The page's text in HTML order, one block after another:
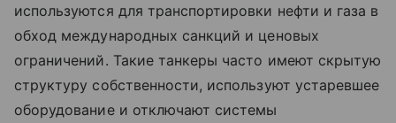
используются для транспортировки нефти и газа в
обход международных санкций и ценовых
ограничений. Такие танкеры часто имеют скрытую
структуру собственности, используют устаревшее
оборудование и отключают системы